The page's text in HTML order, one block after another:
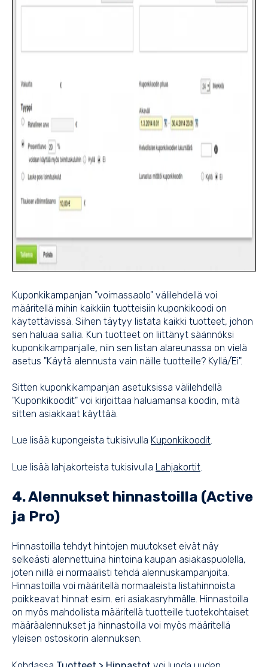
Kuponkikampanjan "voimassaolo" välilehdellä voi
määritellä mihin kaikkiin tuotteisiin kuponkikoodi on
käytettävissä. Siihen täytyy listata kaikki tuotteet, johon
sen haluaa sallia. Kun tuotteet on liittänyt säännöksi
kuponkikampanjalle, niin sen listan alareunassa on vielä
asetus "Käytä alennusta vain näille tuotteille? Kyllä/Ei".
Sitten kuponkikampanjan asetuksissa välilehdellä
"Kuponkikoodit" voi kirjoittaa haluamansa koodin, mitä
sitten asiakkaat käyttää.
Lue lisää kupongeista tukisivulla Kuponkikoodit.
Lue lisää lahjakorteista tukisivulla Lahjakortit
4. Alennukset hinnastoilla (Active
ja Pro)
Hinnastoilla tehdyt hintojen muutokset eivät näy
selkeästi alennettuina hintoina kaupan asiakaspuolella,
joten niillä ei normaalisti tehdä alennuskampanjoita.
Hinnastoilla voi määritellä normaaleista listahinnoista
poikkeavat hinnat esim. eri asiakasryhmälle. Hinnastoilla
on myös mahdollista määritellä tuotteille tuotekohtaiset
määräalennukset ja hinnastoilla voi myös määritellä
yleisen ostoskorin alennuksen.